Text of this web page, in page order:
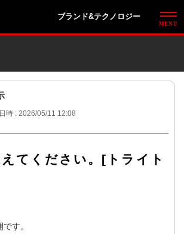
ブランド&テクノロジー
時 : 2026/05/11 12:08
てください。[トライト
す。